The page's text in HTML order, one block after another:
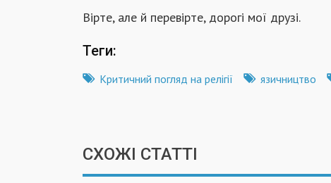
Вірте, але й перевірте, дорогі мої друзі.
Теги:
Критичний погляд на релігії язичництво
СХОЖІ СТАТТІ